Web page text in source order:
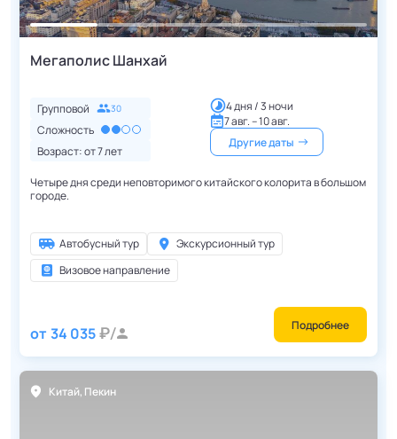
Мегаполис Шанхай
Групповой 30
Сложность
Возраст: от7лет
4 дня / 3 ночи
7 авг. – 10 авг.
Другие даты
Четыре дня среди неповторимого китайского колорита в большом
городе.
Автобусный тур
Экскурсионный тур
Визовое направление
от 34 035 Подробнее
Китай, Пекин